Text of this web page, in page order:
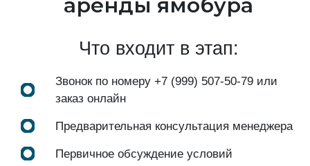
аренды ямобура
Что входит в этап:
Звонок по номеру +7 (999) 507-50-79 или
заказ онлайн
Предварительная консультация менеджера
Первичное обсуждение условий